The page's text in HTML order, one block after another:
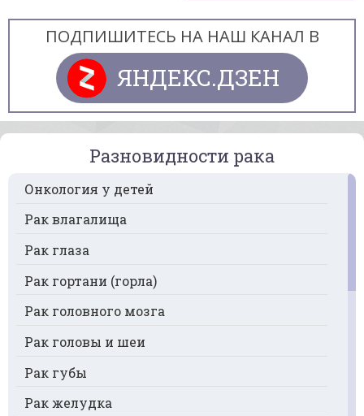
ПОДПИШИТЕСЬ НА НАШ КАНАЛ В
ЯНДЕКС.ДЗЕН
Разновидности рака
Онкология у детей
Рак влагалища
Рак глаза
Рак гортани (горла)
Рак головного мозга
Рак головы и шеи
Рак губы
Рак желудка